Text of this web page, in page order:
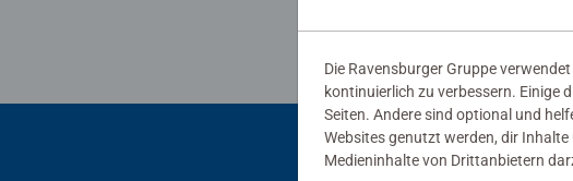
Die Ravensburger Gruppe
kontinuierlich zu verbessern. Einige
Seiten. Andere sind optional und
Websites genutzt werden, dir
Medieninhalte von Drittanbietern